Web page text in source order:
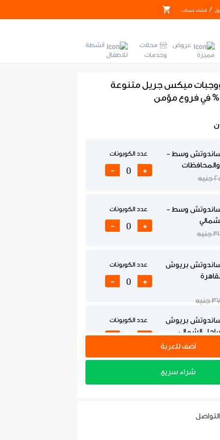
/ انشاء حساب
عروض
مميزة
محلات
وخدمات
أنشطة
للاطفال
ميكس جريل متنوعة
ساندوتش وسط -
والمحافظات
عدد الكوبونات
+
-
ساندوتش وسط -
جنيه
عدد الكوبونات
+
-
بريوش
جنيه
عدد الكوبونات
+
-
بريوش
الشمالي
عدد الكوبونات
+
-
كبير -
والمحافظات
كبير -
أضف للعربة
شراء سريع